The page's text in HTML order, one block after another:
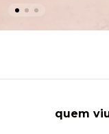
quem